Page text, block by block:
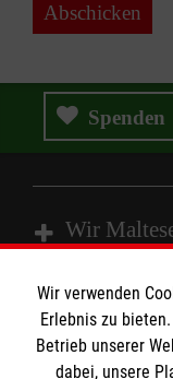
Abschicken
Spenden
Wir
Angebote &
Kursangebote
Wir verwenden
Erlebnis zu
Betrieb unserer
dabei, unsere